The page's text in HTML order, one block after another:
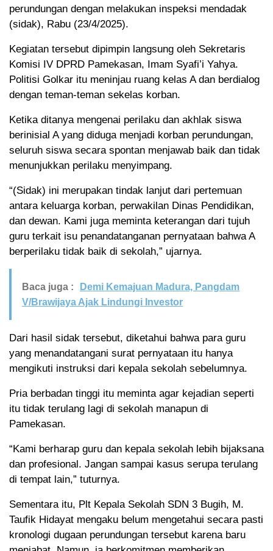
perundungan dengan melakukan inspeksi mendadak
(sidak), Rabu (23/4/2025).
Kegiatan tersebut dipimpin langsung oleh Sekretaris
Komisi IV DPRD Pamekasan, Imam Syafi’i Yahya.
Politisi Golkar itu meninjau ruang kelas A dan berdialog
dengan teman-teman sekelas korban.
Ketika ditanya mengenai perilaku dan akhlak siswa
berinisial A yang diduga menjadi korban perundungan,
seluruh siswa secara spontan menjawab baik dan tidak
menunjukkan perilaku menyimpang.
“(Sidak) ini merupakan tindak lanjut dari pertemuan
antara keluarga korban, perwakilan Dinas Pendidikan,
dan dewan. Kami juga meminta keterangan dari tujuh
guru terkait isu penandatanganan pernyataan bahwa A
berperilaku tidak baik di sekolah,” ujarnya.
Baca juga :
Demi Kemajuan Madura, Pangdam
V/Brawijaya Ajak Lindungi Investor
Dari hasil sidak tersebut, diketahui bahwa para guru
yang menandatangani surat pernyataan itu hanya
mengikuti instruksi dari kepala sekolah sebelumnya.
Pria berbadan tinggi itu meminta agar kejadian seperti
itu tidak terulang lagi di sekolah manapun di
Pamekasan.
“Kami berharap guru dan kepala sekolah lebih bijaksana
dan profesional. Jangan sampai kasus serupa terulang
di tempat lain,” tuturnya.
Sementara itu, Plt Kepala Sekolah SDN 3 Bugih, M.
Taufik Hidayat mengaku belum mengetahui secara pasti
kronologi dugaan perundungan tersebut karena baru